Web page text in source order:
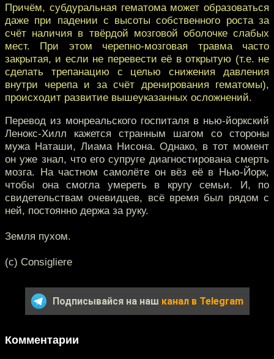
Причём, субдуральная гематома может образоваться
даже при падении с высоты собственного роста за
счёт наличия в твёрдой мозговой оболочке слабых
мест. При этом черепно-мозговая травма часто
закрытая, и если не перевести её в открытую (т.е. не
сделать трепанацию с целью снижения давления
внутри черепа и за счёт дренирования гематомы),
происходит развитие вышеуказанных осложнений.
Перевод из монреальского госпиталя в нью-йоркский
Ленокс-Хилл кажется странным шагом со стороны
мужа Наташи, Лиама Нисона. Однако, в тот момент
он уже знал, что его супруге диагностирована смерть
мозга. На частном самолёте он вёз её в Нью-Йорк,
чтобы она смогла умереть в кругу семьи. И, по
свидетельствам очевидцев, всё время был рядом с
ней, постоянно держа за руку.
Земля пухом.
(с) Consigliere
Подписывайся на наш канал в Telegram
Комментарии